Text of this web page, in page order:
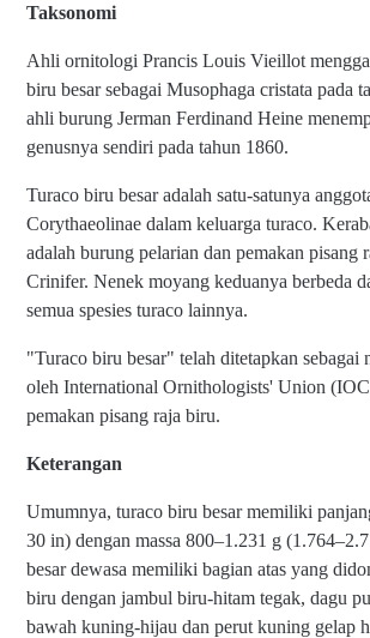
Taksonomi
Ahli ornitologi Prancis Louis Vieillot
biru besar sebagai Musophaga cristata pada
ahli burung Jerman Ferdinand Heine
genusnya sendiri pada tahun 1860.
Turaco biru besar adalah satu-satunya
Corythaeolinae dalam keluarga turaco.
adalah burung pelarian dan pemakan pisang
Crinifer. Nenek moyang keduanya berbeda
semua spesies turaco lainnya.
"Turaco biru besar" telah ditetapkan sebagai
oleh International Ornithologists' Union
pemakan pisang raja biru.
Keterangan
Umumnya, turaco biru besar memiliki
30 in) dengan massa 800–1.231 g
besar dewasa memiliki bagian atas yang
biru dengan jambul biru-hitam tegak, dagu
bawah kuning-hijau dan perut kuning gelap